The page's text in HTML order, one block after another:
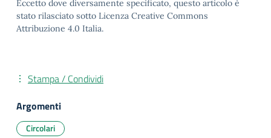
Eccetto dove diversamente specificato, questo articolo è
stato rilasciato sotto Licenza Creative Commons
Attribuzione 4.0 Italia.
Stampa / Condividi
Argomenti
Circolari